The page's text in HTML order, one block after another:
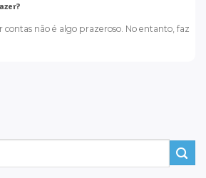
contas não é algo prazeroso. No entanto, faz